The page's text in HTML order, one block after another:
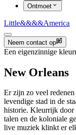
Ontmoet
Little&&&&America
Neem contact op
Een eigenzinnige
New Orleans
Er zijn zo veel
levendige stad in de
historie. Kleurrijk door
talen en de koloniale
live muziek klinkt er